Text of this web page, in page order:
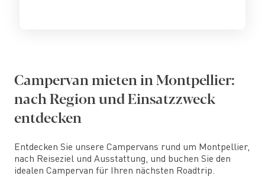
Campervan mieten in Montpellier:
nach Region und Einsatzzweck
entdecken
Entdecken Sie unsere Campervans rund um Montpellier,
nach Reiseziel und Ausstattung, und buchen Sie den
idealen Campervan für Ihren nächsten Roadtrip.